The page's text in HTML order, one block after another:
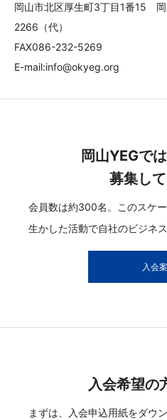
岡山市北区厚生町3丁目1番15
2266（代）
FAX086-232-5269
E-mail:info@okyeg.org
岡山YEGで
募集し
会員数は約300名。このスケ
生かした活動で自社のビジネ
入会
入会希望の
まずは、入会申込用紙をダウ